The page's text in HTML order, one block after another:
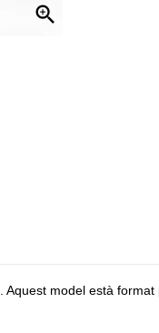

. Aquest model està